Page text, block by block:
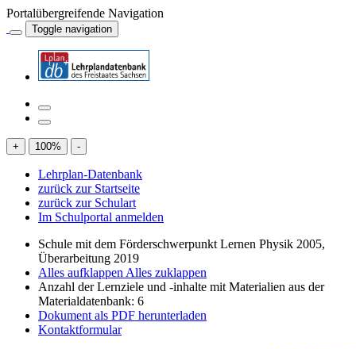
Portalübergreifende Navigation
Toggle navigation
+ 100% -
Lehrplan-Datenbank
zurück zur Startseite
zurück zur Schulart
Im Schulportal anmelden
Schule mit dem Förderschwerpunkt Lernen Physik 2005,
Überarbeitung 2019
Alles aufklappen Alles zuklappen
Anzahl der Lernziele und -inhalte mit Materialien aus der
Materialdatenbank: 6
Dokument als PDF herunterladen
Kontaktformular